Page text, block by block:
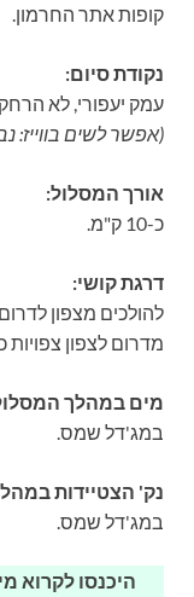
קופות אתר החרמון.
נקודת סיום:
עמק יעפורי, לא
(אפשר לשים בווייז:
אורך המסלול:
כ-10 ק"מ.
דרגת קושי:
להולכים מצפון
מדרום לצפון
מים במהלך
במג'דל שמס.
נק' הצטיידות
במג'דל שמס.
היכנסו לקרוא